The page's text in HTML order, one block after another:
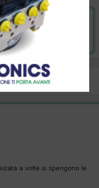
Agosto 2015
2
a volte si spengono le